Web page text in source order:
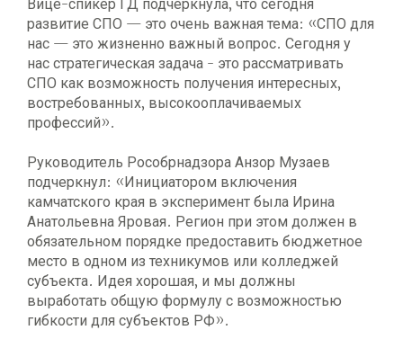
развитие СПО — это очень важная тема: «СПО для
нас — это жизненно важный вопрос. Сегодня у
нас стратегическая задача - это рассматривать
СПО как возможность получения интересных,
востребованных, высокооплачиваемых
профессий».
Руководитель Рособрнадзора Анзор Музаев
подчеркнул: «Инициатором включения
камчатского края в эксперимент была Ирина
Анатольевна Яровая. Регион при этом должен в
обязательном порядке предоставить бюджетное
место в одном из техникумов или колледжей
субъекта. Идея хорошая, и мы должны
выработать общую формулу с возможностью
гибкости для субъектов РФ».